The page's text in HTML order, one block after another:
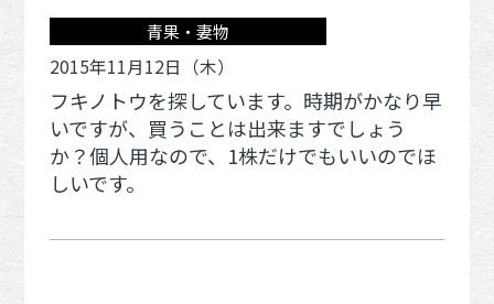
青果・妻物
2015年11月12日（木）
フキノトウを探しています。時期がかなり早
いですが、買うことは出来ますでしょう
か？個人用なので、1株だけでもいいのでほ
しいです。